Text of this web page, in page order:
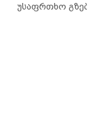
უსაფრთხო გზები